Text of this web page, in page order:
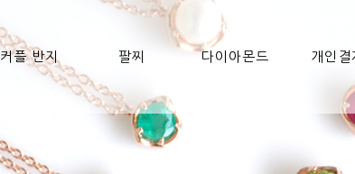
커플 반지 팔찌 다이아몬드 개인결